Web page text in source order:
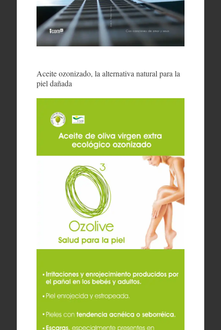
Aceite ozonizado, la alternativa natural para la
piel dañada